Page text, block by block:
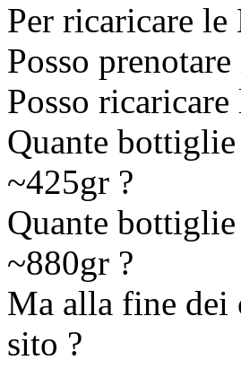
Per ricaricare
Posso
Posso
Quante bottiglie
~425gr ?
Quante bottiglie
~880gr ?
Ma alla fine dei
sito ?